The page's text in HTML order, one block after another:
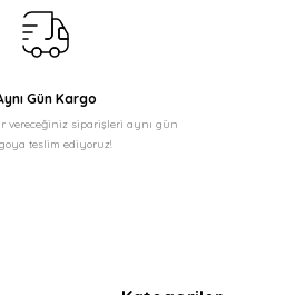
Gün Kargo
vereceğiniz siparişleri aynı gün
teslim ediyoruz!